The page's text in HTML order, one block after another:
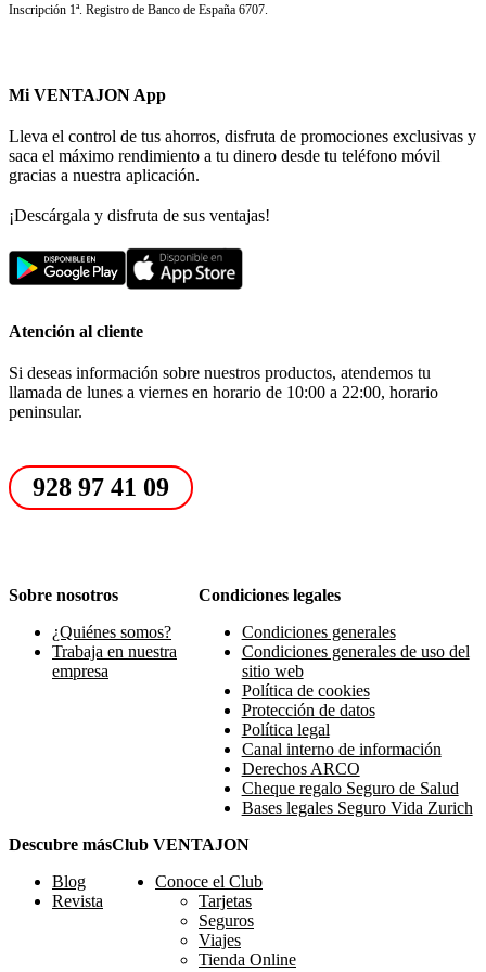
Inscripción 1ª. Registro de Banco de España 6707.
Mi VENTAJON App
Lleva el control de tus ahorros, disfruta de promociones exclusivas y
saca el máximo rendimiento a tu dinero desde tu teléfono móvil
gracias a nuestra aplicación.
¡Descárgala y disfruta de sus ventajas!
Atención al cliente
Si deseas información sobre nuestros productos, atendemos tu
llamada de lunes a viernes en horario de 10:00 a 22:00, horario
peninsular.
928 97 41 09
Sobre nosotros
¿Quiénes somos?
Trabaja en nuestra
empresa
Condiciones legales
Condiciones generales
Condiciones generales de uso del
sitio web
Política de cookies
Protección de datos
Política legal
Canal interno de información
Derechos ARCO
Cheque regalo Seguro de Salud
Bases legales Seguro Vida Zurich
Descubre más
Blog
Revista
Club VENTAJON
Conoce el Club
Tarjetas
Seguros
Viajes
Tienda Online